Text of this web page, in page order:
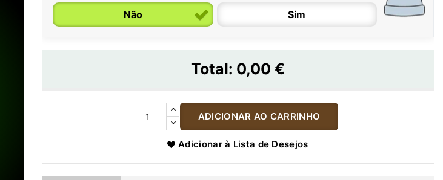
Não Sim
Total: 0,00 €
ADICIONAR AO CARRINHO
Adicionar à Lista de Desejos